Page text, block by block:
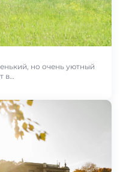
но очень уютный
в…